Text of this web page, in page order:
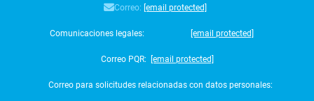
Correo: [email protected]
Comunicaciones legales: [email protected]
Correo PQR: [email protected]
Correo para solicitudes relacionadas con datos personales: